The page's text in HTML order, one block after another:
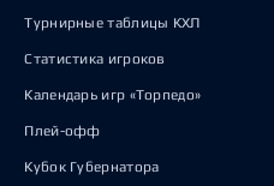
Турнирные таблицы КХЛ
Статистика игроков
Календарь игр «Торпедо»
Плей-офф
Кубок Губернатора